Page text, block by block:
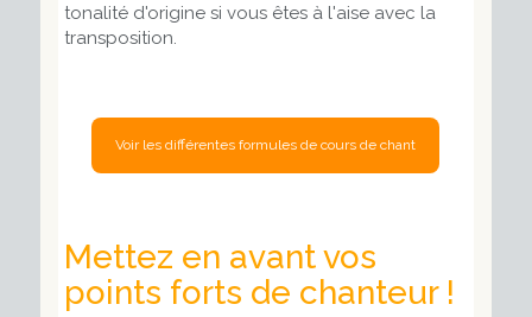
tonalité d'origine si vous êtes à l'aise avec la
transposition.
Voir les différentes formules de cours de chant
Mettez en avant vos
points forts de chanteur !